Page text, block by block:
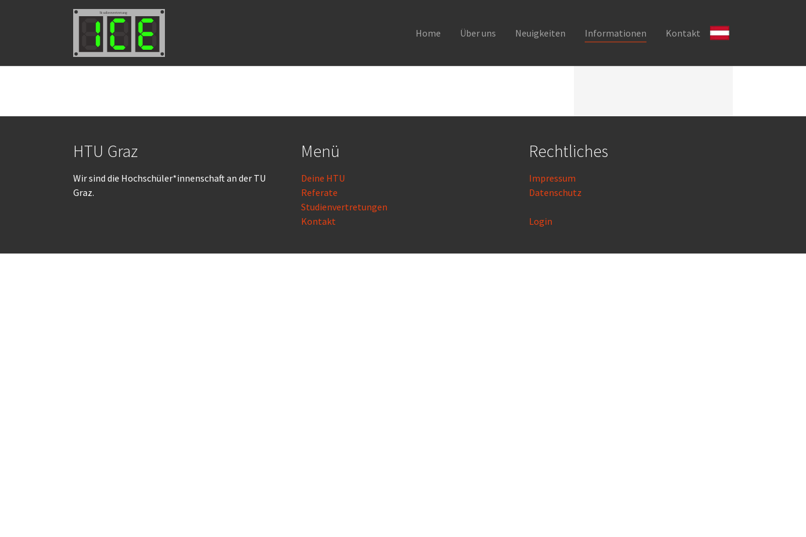
Home Über uns Neuigkeiten Informationen Kontakt
HTU Graz
Wir sind die Hochschüler*innenschaft an der TU
Graz.
Menü
Deine HTU
Referate
Studienvertretungen
Kontakt
Rechtliches
Impressum
Datenschutz
Login